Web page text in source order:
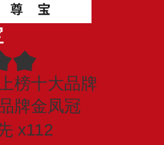
榜十大品牌
牌金凤冠
x112